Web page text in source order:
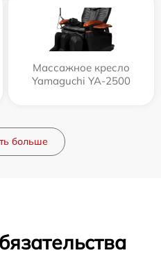
Массажное кресло
Yamaguchi YA-2500
больше